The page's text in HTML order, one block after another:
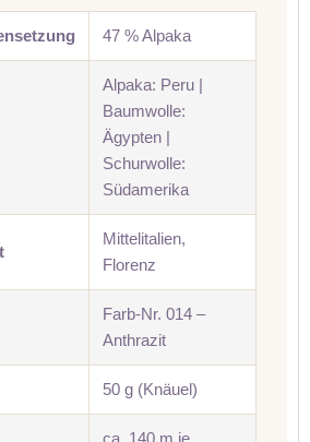
47 % Alpaka
Alpaka: Peru |
Baumwolle:
Ägypten |
Schurwolle:
Südamerika
Mittelitalien,
Florenz
Farb-Nr. 014 –
Anthrazit
50 g (Knäuel)
ca. 140 m je